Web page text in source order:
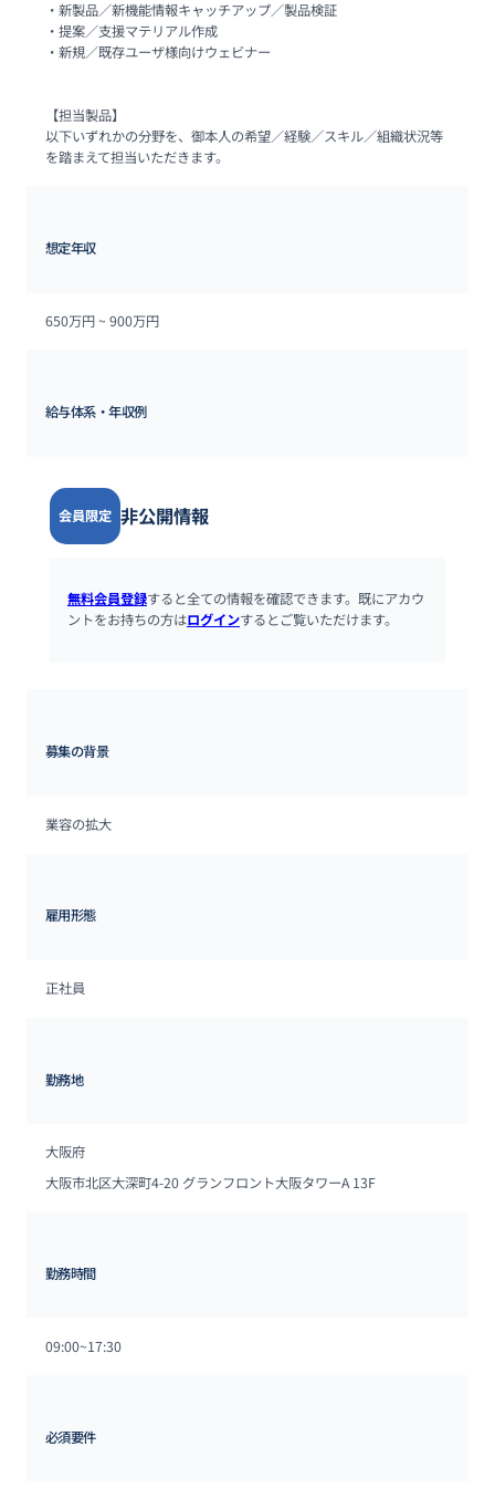
・新製品／新機能情報キャッチアップ／製品検証
・提案／支援マテリアル作成
・新規／既存ユーザ様向けウェビナー
【担当製品】
以下いずれかの分野を、御本人の希望／経験／スキル／組織状況等
を踏まえて担当いただきます。
想定年収
650万円 ~ 900万円
給与体系・年収例
会員限定 非公開情報
無料会員登録すると全ての情報を確認できます。既にアカウ
ントをお持ちの方はログインするとご覧いただけます。
募集の背景
業容の拡大
雇用形態
正社員
勤務地
大阪府
大阪市北区大深町4-20 グランフロント大阪タワーA 13F
勤務時間
09:00~17:30
必須要件